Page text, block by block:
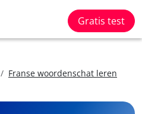
Gratis test
Franse woordenschat leren